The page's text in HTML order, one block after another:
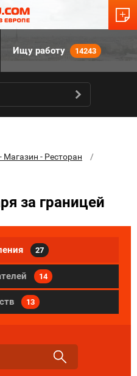
Ищу работу 14243
Магазин - Ресторан
за границей
27
14
13